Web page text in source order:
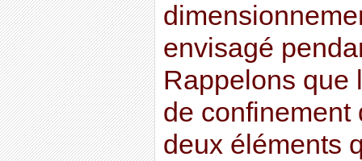
envisagé
Rappelons que
de confinement
deux éléments